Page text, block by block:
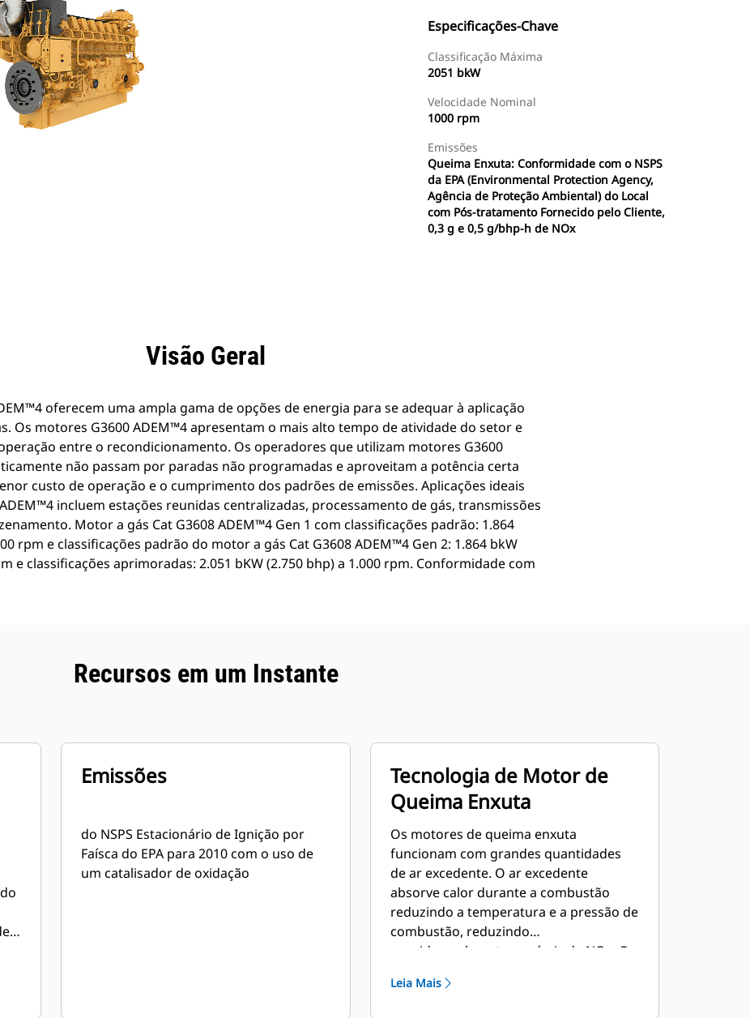
Especificações-Chave
Classificação Máxima
2051 bkW
Velocidade Nominal
1000 rpm
Emissões
Queima Enxuta: Conformidade com o NSPS
da EPA (Environmental Protection Agency,
Agência de Proteção Ambiental) do Local
com Pós-tratamento Fornecido pelo Cliente,
0,3 g e 0,5 g/bhp-h de NOx
Visão Geral
oferecem uma ampla gama de opções de energia para se adequar à aplicação
Os motores G3600 ADEM™4 apresentam o mais alto tempo de atividade do setor e
entre o recondicionamento. Os operadores que utilizam motores G3600
não passam por paradas não programadas e aproveitam a potência certa
custo de operação e o cumprimento dos padrões de emissões. Aplicações ideais
incluem estações reunidas centralizadas, processamento de gás, transmissões
Motor a gás Cat G3608 ADEM™4 Gen 1 com classificações padrão: 1.864
rpm e classificações padrão do motor a gás Cat G3608 ADEM™4 Gen 2: 1.864 bkW
e classificações aprimoradas: 2.051 bKW (2.750 bhp) a 1.000 rpm. Conformidade com
Recursos em um Instante
Emissões
do NSPS Estacionário de Ignição por
Faísca do EPA para 2010 com o uso de
um catalisador de oxidação
Tecnologia de Motor de
Queima Enxuta
Os motores de queima enxuta
funcionam com grandes quantidades
de ar excedente. O ar excedente
absorve calor durante a combustão
reduzindo a temperatura e a pressão de
combustão, reduzindo
consideravelmente os níveis de NOx. O
proporciona maior vida útil dos
Leia Mais